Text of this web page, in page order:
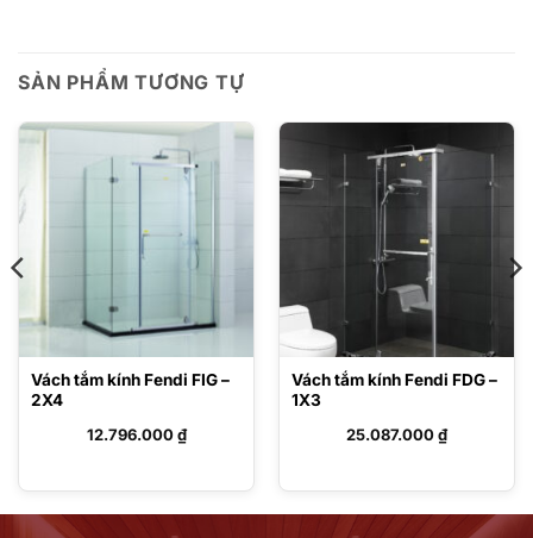
SẢN PHẨM TƯƠNG TỰ
Vách tắm kính Fendi FIG –
2X4
12.796.000₫
Vách tắm kính Fendi FDG –
1X3
25.087.000₫